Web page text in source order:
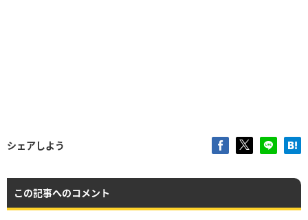
シェアしよう
この記事へのコメント